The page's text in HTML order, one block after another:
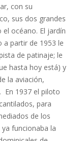
con su
sus dos grandes
océano. El jardín
a partir de 1953 le
de patinaje; le
hasta hoy está) y
la aviación,
En 1937 el piloto
para
de los
funcionaba la